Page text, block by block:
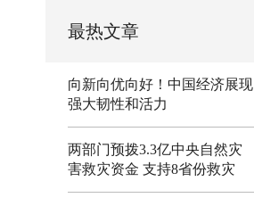
最热文章
向新向优向好！中国经济展现
强大韧性和活力
两部门预拨3.3亿中央自然灾
害救灾资金 支持8省份救灾